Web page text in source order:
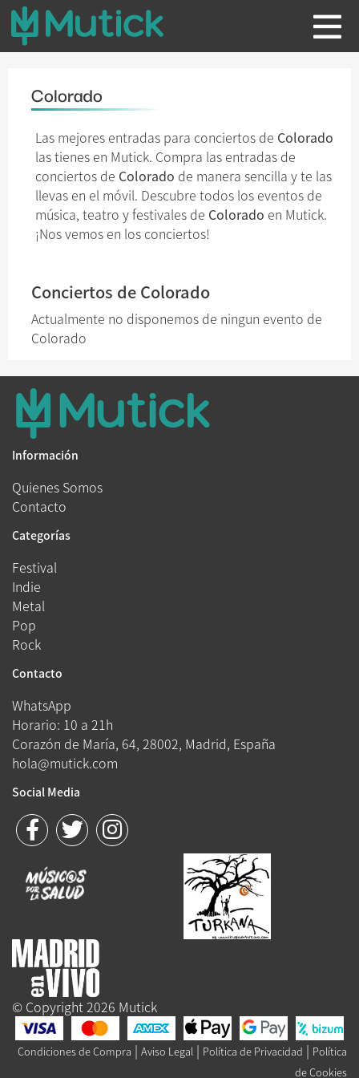
Colorado
Las mejores entradas para conciertos de Colorado
las tienes en Mutick. Compra las entradas de
conciertos de Colorado de manera sencilla y te las
llevas en el móvil. Descubre todos los eventos de
música, teatro y festivales de Colorado en Mutick.
¡Nos vemos en los conciertos!
Conciertos de Colorado
Actualmente no disponemos de ningun evento de
Colorado
Información
Quienes Somos
Contacto
Categorías
Festival
Indie
Metal
Pop
Rock
Contacto
WhatsApp
Horario: 10 a 21h
Corazón de María, 64, 28002, Madrid, España
hola@mutick.com
Social Media
© Copyright 2026 Mutick
Condiciones de Compra | Aviso Legal | Política de Privacidad | Política
de Cookies